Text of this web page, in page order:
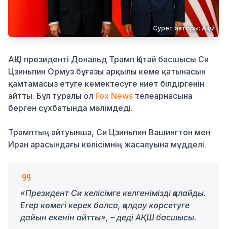
Сурет авторы: Ақ үй
АҚШ президенті Дональд Трамп Қытай басшысы Си
Цзиньпин Ормуз бұғазы арқылы кеме қатынасын
қамтамасыз етуге көмектесуге ниет білдіргенін
айтты. Бұл туралы ол Fox News телеарнасына
берген сұхбатында мәлімдеді.
Трамптың айтуынша, Си Цзиньпин Вашингтон мен
Иран арасындағы келісімнің жасалуына мүдделі.
«Президент Си келісімге келгенімізді қалайды.
Егер көмегі керек болса, қолдау көрсетуге
дайын екенін айтты», – деді АҚШ басшысы.